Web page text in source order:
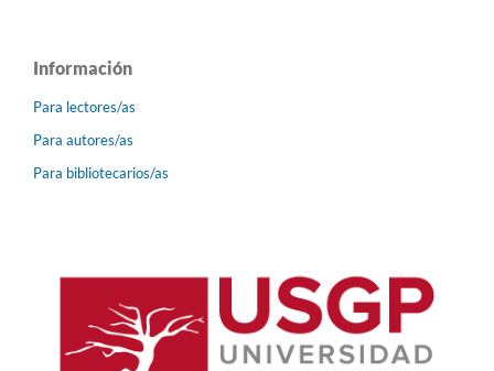
Información
Para lectores/as
Para autores/as
Para bibliotecarios/as